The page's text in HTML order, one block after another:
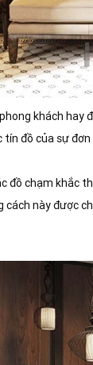
khách
đồ của sự đơn
đồ chạm
này được